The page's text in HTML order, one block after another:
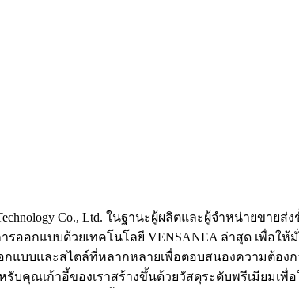
Co., Ltd. ในฐานะผู้ผลิตและผู้จำหน่ายขาย
รออกแบบด้วยเทคโนโลยี VENSANEA ล่าสุด เพื่อ
แบบและสไตล์ที่หลากหลายเพื่อตอบสนองความต้อ
บคุณเก้าอี้ของเราสร้างขึ้นด้วยวัสดุระดับพรีเมียม